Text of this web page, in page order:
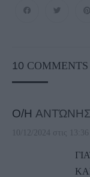
10 COMMENTS
Ο/Η ΑΝΤΏΝΗΣ
10/12/2024 στις 13:36